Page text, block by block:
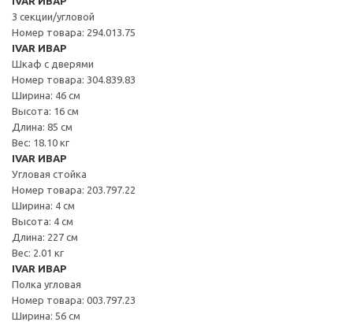
3 секции/угловой
Номер товара: 294.013.75
IVAR ИВАР
Шкаф с дверями
Номер товара: 304.839.83
Ширина: 46 см
Высота: 16 см
Длина: 85 см
Вес: 18.10 кг
IVAR ИВАР
Угловая стойка
Номер товара: 203.797.22
Ширина: 4 см
Высота: 4 см
Длина: 227 см
Вес: 2.01 кг
IVAR ИВАР
Полка угловая
Номер товара: 003.797.23
Ширина: 56 см